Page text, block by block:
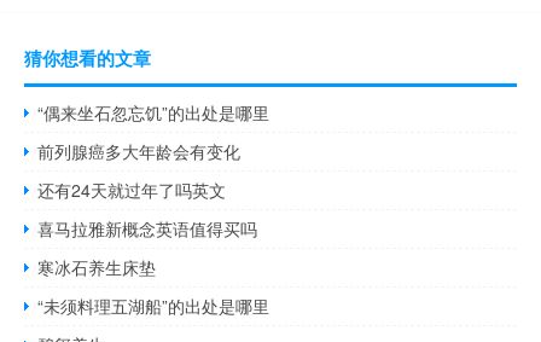
猜你想看的文章
“偶来坐石忽忘饥”的出处是哪里
前列腺癌多大年龄会有变化
还有24天就过年了吗英文
喜马拉雅新概念英语值得买吗
寒冰石养生床垫
“未须料理五湖船”的出处是哪里